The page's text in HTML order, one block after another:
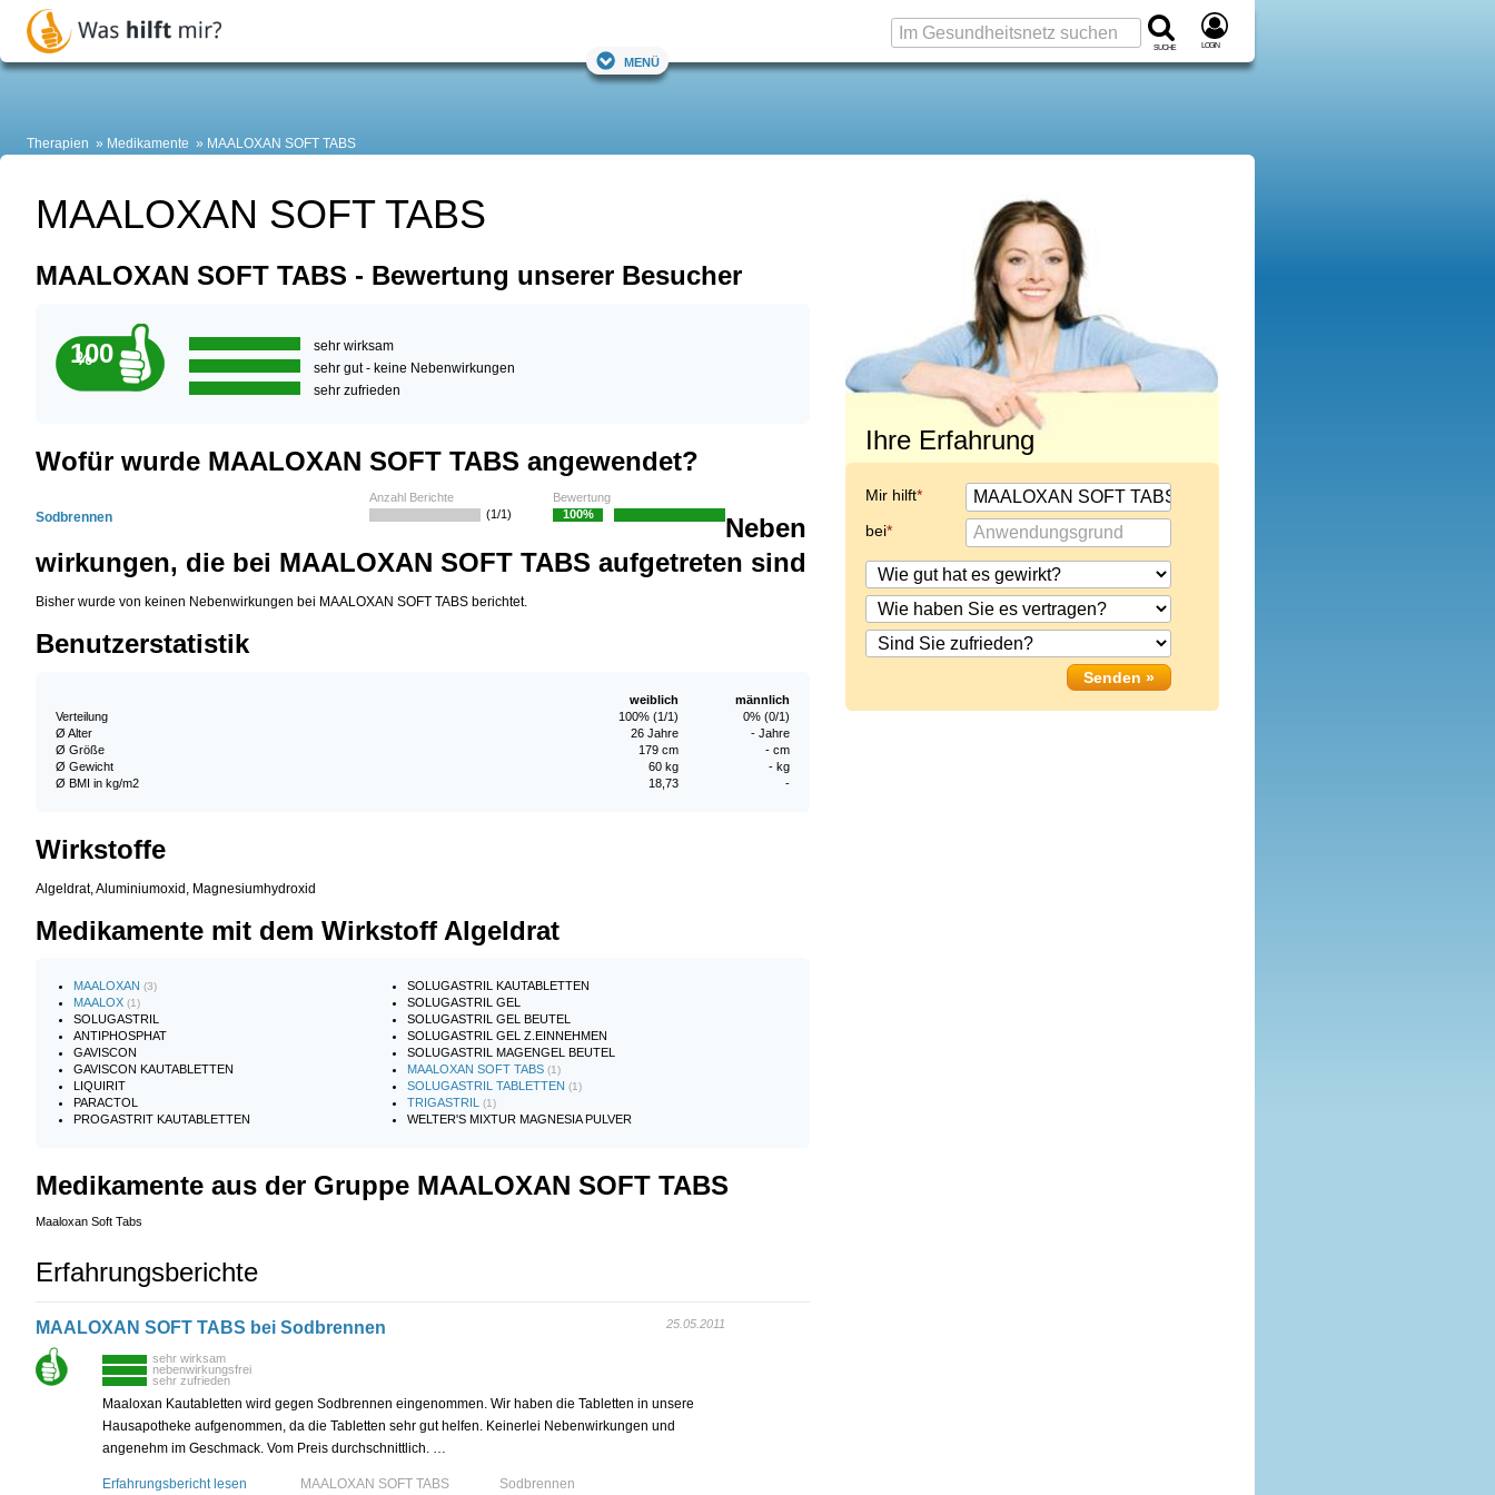
Suche Login
Menü
Therapien Medikamente MAALOXAN SOFT TABS
MAALOXAN SOFT TABS
MAALOXAN SOFT TABS - Bewertung unserer Besucher
100
%
sehr wirksam
sehr gut - keine Nebenwirkungen
sehr zufrieden
Wofür wurde MAALOXAN SOFT TABS angewendet?
Anzahl Berichte Bewertung
Sodbrennen (1/1) 100%
Neben
wirkungen, die bei MAALOXAN SOFT TABS aufgetreten sind
Bisher wurde von keinen Nebenwirkungen bei MAALOXAN SOFT TABS berichtet.
Benutzerstatistik
männlich
weiblich
Verteilung
0% (0/1)
100% (1/1)
Ø Alter
- Jahre
26 Jahre
Ø Größe
- cm
179 cm
Ø Gewicht
- kg
60 kg
Ø BMI in kg/m2
-
18,73
Wirkstoffe
Algeldrat, Aluminiumoxid, Magnesiumhydroxid
Medikamente mit dem Wirkstoff Algeldrat
MAALOXAN (3)
MAALOX (1)
SOLUGASTRIL
ANTIPHOSPHAT
GAVISCON
GAVISCON KAUTABLETTEN
LIQUIRIT
PARACTOL
PROGASTRIT KAUTABLETTEN
SOLUGASTRIL KAUTABLETTEN
SOLUGASTRIL GEL
SOLUGASTRIL GEL BEUTEL
SOLUGASTRIL GEL Z.EINNEHMEN
SOLUGASTRIL MAGENGEL BEUTEL
MAALOXAN SOFT TABS (1)
SOLUGASTRIL TABLETTEN (1)
TRIGASTRIL (1)
WELTER'S MIXTUR MAGNESIA PULVER
Medikamente aus der Gruppe MAALOXAN SOFT TABS
Maaloxan Soft Tabs
Erfahrungsberichte
MAALOXAN SOFT TABS bei Sodbrennen 25.05.2011
sehr wirksam
nebenwirkungsfrei
sehr zufrieden
Maaloxan Kautabletten wird gegen Sodbrennen eingenommen. Wir haben die Tabletten in unsere
Hausapotheke aufgenommen, da die Tabletten sehr gut helfen. Keinerlei Nebenwirkungen und
angenehm im Geschmack. Vom Preis durchschnittlich. …
Erfahrungsbericht lesen MAALOXAN SOFT TABS Sodbrennen
Ihre Erfahrung
Mir hilft
bei